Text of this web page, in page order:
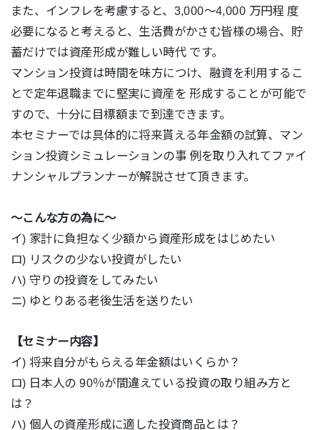
また、インフレを考慮すると、3,000～4,000 万円程 度
必要になると考えると、生活費がかさむ皆様の場合、貯
蓄だけでは資産形成が難しい時代 です。
マンション投資は時間を味方につけ、融資を利用するこ
とで定年退職までに堅実に資産を 形成することが可能で
すので、十分に目標額まで到達できます。
本セミナーでは具体的に将来貰える年金額の試算、マン
ション投資シミュレーションの事 例を取り入れてファイ
ナンシャルプランナーが解説させて頂きます。
～こんな方の為に～
イ) 家計に負担なく少額から資産形成をはじめたい
ロ) リスクの少ない投資がしたい
ハ) 守りの投資をしてみたい
ニ) ゆとりある老後生活を送りたい
【セミナー内容】
イ) 将来自分がもらえる年金額はいくらか？
ロ) 日本人の 90％が間違えている投資の取り組み方と
は？
ハ) 個人の資産形成に適した投資商品とは？